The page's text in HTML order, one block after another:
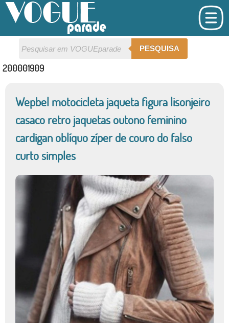
PESQUISA
200001909
Wepbel motocicleta jaqueta figura lisonjeiro
casaco retro jaquetas outono feminino
cardigan oblíquo zíper de couro do falso
curto simples